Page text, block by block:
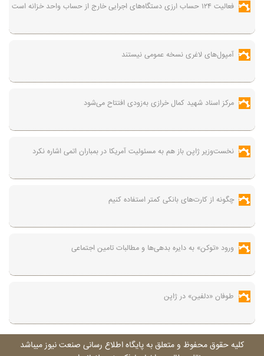
فعالیت ۱۲۴ حساب ارزی دستگاه‌های اجرایی خارج از حساب واحد خزانه است
آمپول‌های لاغری نسخه عمومی نیستند
مرکز اسناد شهید کمال خرازی به‌زودی افتتاح می‌شود
نخست‌وزیر ژاپن باز هم به مسئولیت آمریکا در بمباران اتمی اشاره نکرد
چگونه از کارت‌های بانکی کمتر استفاده کنیم
ورود «توکن» به دایره بدهی‌ها و مطالبات تامین اجتماعی
طوفان «دلفین» در ژاپن
کليه حقوق محفوظ و متعلق به پايگاه اطلاع رسانی صنعت نيوز ميباشد